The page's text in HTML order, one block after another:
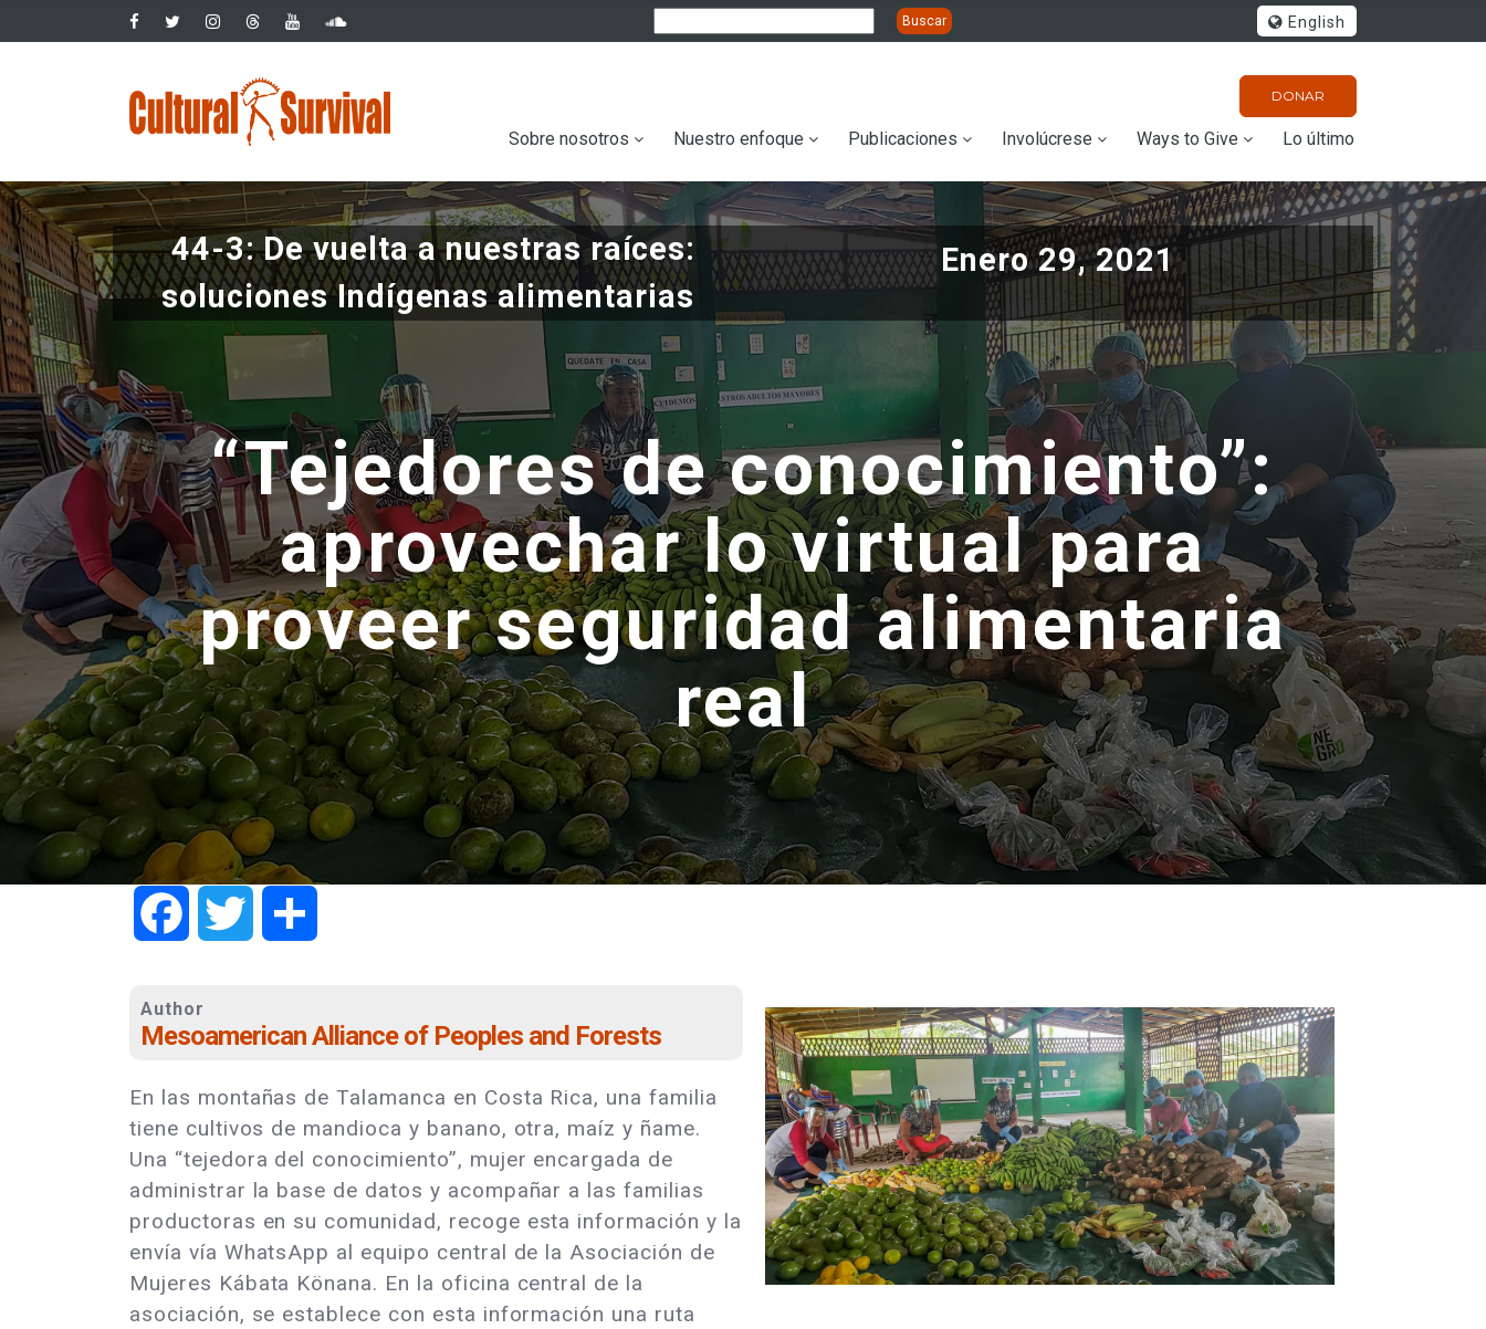
al
English
DONAR
navigation
Sobre nosotros Nuestro enfoque Publicaciones Involúcrese Ways to Give Lo último
44-3: De vuelta a nuestras raíces:
soluciones Indígenas alimentarias
Enero 29, 2021
“Tejedores de conocimiento”:
aprovechar lo virtual para
proveer seguridad alimentaria
real
FacebookTwitter
Author
Mesoamerican Alliance of Peoples and Forests
En las montañas de Talamanca en Costa Rica, una familia
tiene cultivos de mandioca y banano, otra, maíz y ñame.
Una “tejedora del conocimiento”, mujer encargada de
administrar la base de datos y acompañar a las familias
productoras en su comunidad, recoge esta información y la
envía vía WhatsApp al equipo central de la Asociación de
Mujeres Kábata Könana. En la oficina central de la
asociación, se establece con esta información una ruta